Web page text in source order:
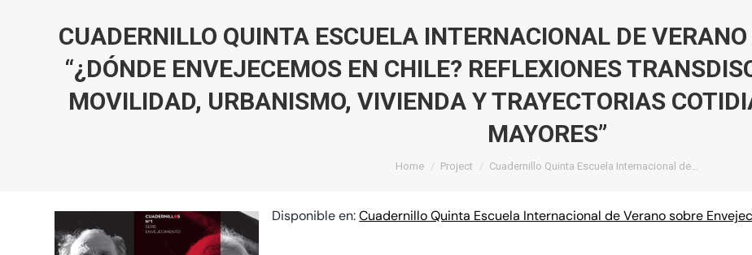
CUADERNILLO QUINTA ESCUELA INTERNACIONAL DE
“¿DÓNDE ENVEJECEMOS EN CHILE? REFLEXIONES
MOVILIDAD, URBANISMO, VIVIENDA Y TRAYECTORIAS
MAYORES”
You are here:
Home Project Cuadernillo Quinta Escuela Internacional de…
Disponible en:Cuadernillo Quinta Escuela Internacional de Verano sobre